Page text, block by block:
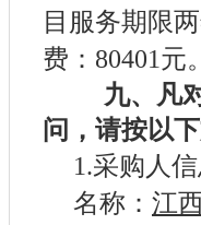
目服务期限
费：80401元。
九、凡
问，请按以
1.采购人
名称： 江